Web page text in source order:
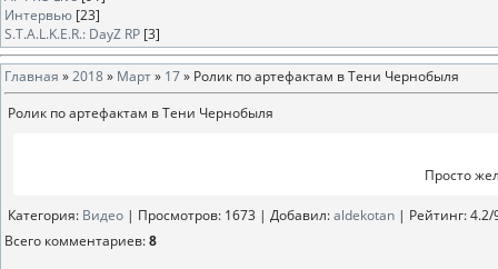
Интервью [23]
S.T.A.L.K.E.R.: DayZ RP [3]
Главная »2018» Март» 17» Ролик по артефактам в Тени Чернобыля
Ролик по артефактам в Тени Чернобыля
Просто
Категория: Видео | Просмотров: 1673 | Добавил:aldekotan | Рейтинг:4.2/
Всего комментариев:8